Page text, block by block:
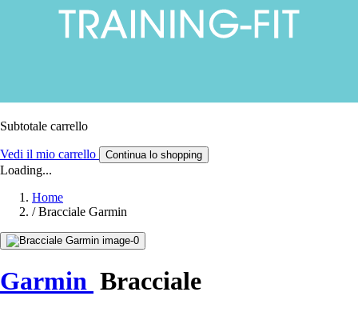
Subtotale carrello
Vedi il mio carrello Continua lo shopping
Loading...
Home
/ Bracciale Garmin
Garmin Bracciale